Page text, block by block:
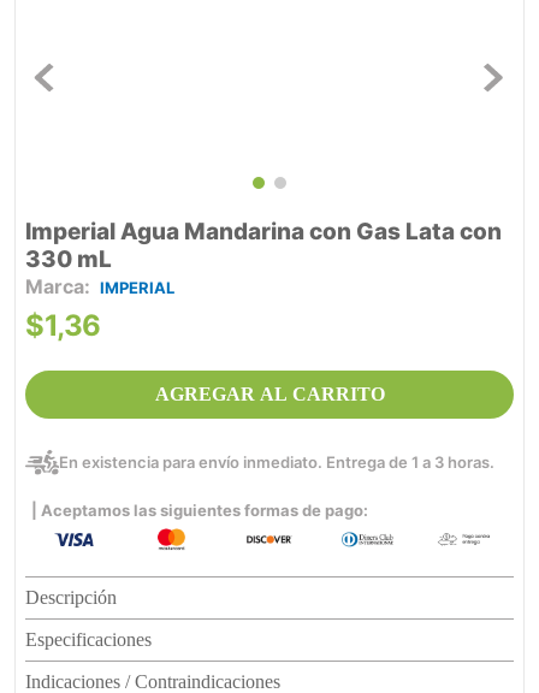
Imperial Agua Mandarina con Gas Lata con
330 mL
IMPERIAL
$1,36
AGREGAR AL CARRITO
En existencia para envío inmediato. Entrega de 1 a 3 horas.
| Aceptamos las siguientes formas de pago:
Descripción
Especificaciones
Indicaciones / Contraindicaciones